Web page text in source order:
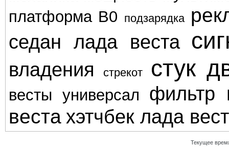
платформа В0
подзарядка
седан лада веста
владения стрекот стук
весты универсал фильтр
веста хэтчбек лада
Текущее